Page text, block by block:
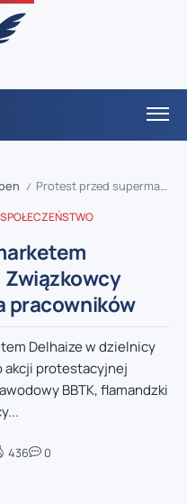
/ Protest przed supermarketem Delhaize w Merksem: Związkowcy oskarżają o naciski na pracowników
SPOŁECZEŃSTWO
Związkowcy
pracowników
Delhaize w dzielnicy
akcji protestacyjnej
BBTK, flamandzki
436 0